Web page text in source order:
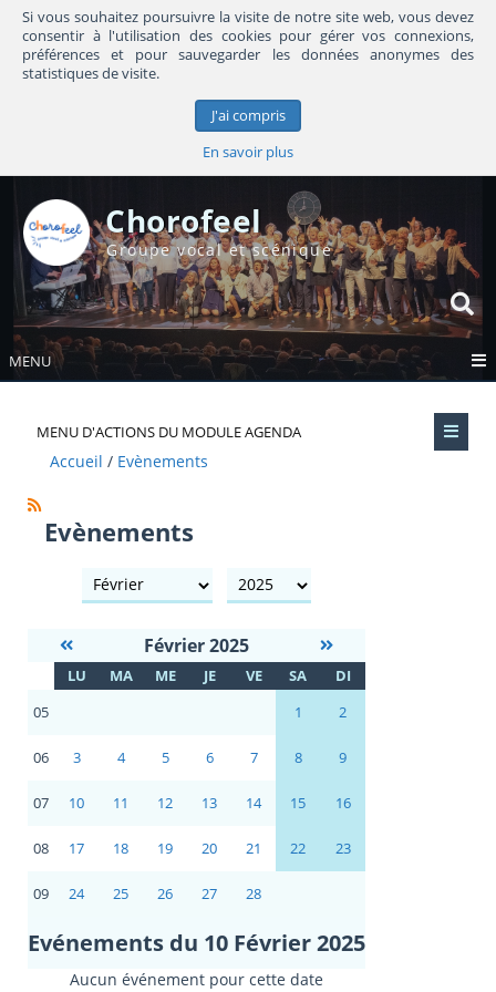
Si vous souhaitez poursuivre la visite de notre site web, vous devez
consentir à l'utilisation des cookies pour gérer vos connexions,
préférences et pour sauvegarder les données anonymes des
statistiques de visite.
J'ai compris
En savoir plus
Chorofeel
Groupe vocal et scénique
MENU
MENU D'ACTIONS DU MODULE AGENDA
Accueil Evènements
Evènements
mois année
Février 2025
LU MA ME JE VE SA
DI
05
1 2
06 3 4 5 6 7 8 9
07 10 11 12 13 14 15 16
08 17 18 19 20 21 22 23
09 24 25 26 27 28
Evénements du 10 Février 2025
Aucun événement pour cette date